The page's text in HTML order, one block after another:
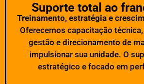
Suporte total ao
Treinamento, estratégia e
Oferecemos capacitação
gestão e direcionamento de
impulsionar sua unidade. O
estratégico e focado em